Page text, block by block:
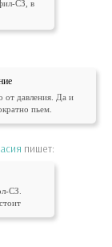
СЗ, в
от давления. Да и
пьем.
пишет:
СЗ.